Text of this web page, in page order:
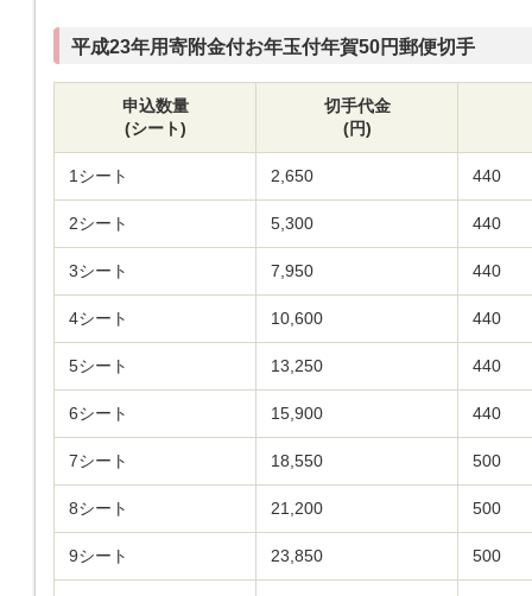
平成23年用寄附金付お年玉付年賀50円郵便切手
申込数量
(シート)
切手代金
(円)
1シート 2,650 440
2シート 5,300 440
3シート 7,950 440
4シート 10,600 440
5シート 13,250 440
6シート 15,900 440
7シート 18,550 500
8シート 21,200 500
9シート 23,850 500